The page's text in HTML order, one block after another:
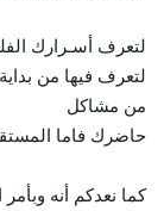
لتعرف أسـرارك
لتعرف فيها من
من مشاكل
حاضرك فاما
كما نعدكم أنه